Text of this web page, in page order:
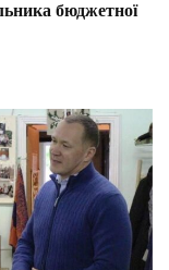
бюджетної